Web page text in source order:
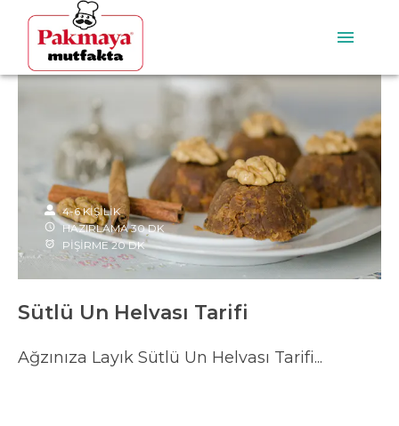
4-6 KİŞİLİK
HAZIRLAMA 30 DK
PİŞİRME 20 DK
Sütlü Un Helvası Tarifi
Ağzınıza Layık Sütlü Un Helvası Tarifi...